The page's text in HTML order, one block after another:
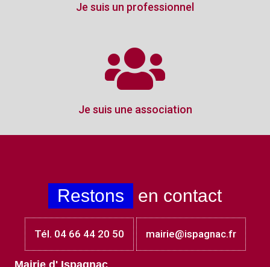
Je suis un professionnel
Je suis une association
Restons en contact
Tél. 04 66 44 20 50 mairie@ispagnac.fr
Mairie d' Ispagnac